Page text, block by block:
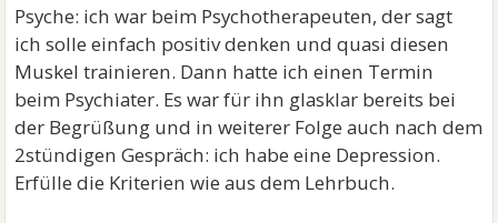
Psyche: ich war beim Psychotherapeuten, der sagt
ich solle einfach positiv denken und quasi diesen
Muskel trainieren. Dann hatte ich einen Termin
beim Psychiater. Es war für ihn glasklar bereits bei
der Begrüßung und in weiterer Folge auch nach dem
2stündigen Gespräch: ich habe eine Depression.
Erfülle die Kriterien wie aus dem Lehrbuch.